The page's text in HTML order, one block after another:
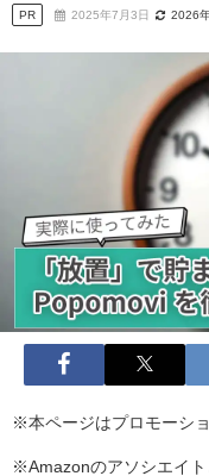
PR 2025年7月3日 2026
※本ページはプロモーシ
※Amazonのアソシエイト